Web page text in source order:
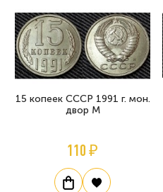
15 копеек СССР 1991 г. мон.
двор М
110 ₽